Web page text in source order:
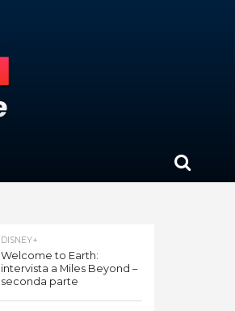
DISNEY+
Welcome to Earth:
intervista a Miles Beyond –
seconda parte